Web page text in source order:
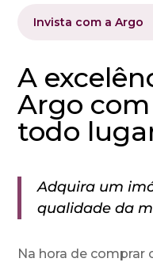
Invista com a Argo
A
Argo
todo
Adquira um
qualidade da
Na hora de comprar